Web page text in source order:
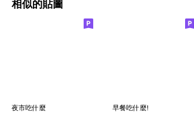
相似的貼圖
夜市吃什麼 早餐吃什麼!